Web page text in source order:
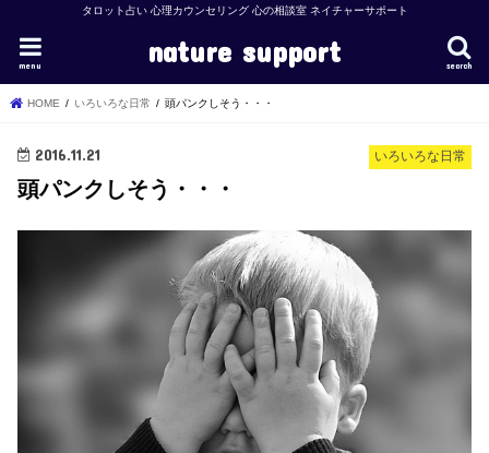
タロット占い 心理カウンセリング 心の相談室 ネイチャーサポート
nature support search
menu
HOME いろいろな日常 頭パンクしそう・・・
いろいろな日常
2016.11.21
頭パンクしそう・・・